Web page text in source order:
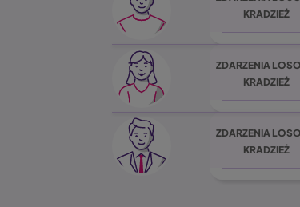
KRADZIEŻ
ZDARZENIA
KRADZIEŻ
ZDARZENIA
KRADZIEŻ